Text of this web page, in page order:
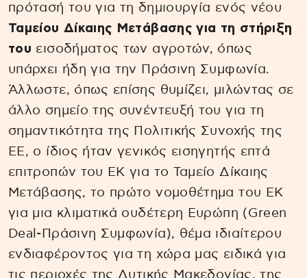
πρότασή του για τη δημιουργία ενός νέου
Ταμείου Δίκαιης Μετάβασης για τη στήριξη
του εισοδήματος των αγροτών, όπως
υπάρχει ήδη για την Πράσινη Συμφωνία.
Άλλωστε, όπως επίσης θυμίζει, μιλώντας σε
άλλο σημείο της συνέντευξή του για τη
σημαντικότητα της Πολιτικής Συνοχής της
ΕΕ, ο ίδιος ήταν γενικός εισηγητής επτά
επιτροπών του ΕΚ για το Ταμείο Δίκαιης
Μετάβασης, το πρώτο νομοθέτημα του ΕΚ
για μια κλιματικά ουδέτερη Ευρώπη (Green
Deal-Πράσινη Συμφωνία), θέμα ιδιαίτερου
ενδιαφέροντος για τη χώρα μας ειδικά για
τις περιοχές της Δυτικής Μακεδονίας, της